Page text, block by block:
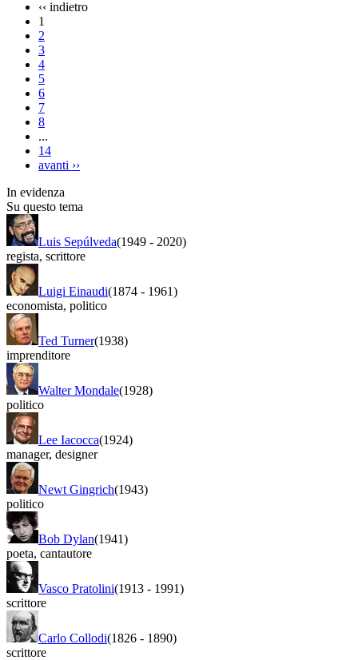
‹‹ indietro
1
2
3
4
5
6
7
8
...
14
avanti ››
In evidenza
Su questo tema
Luis Sepúlveda(1949 - 2020)
regista, scrittore
Luigi Einaudi(1874 - 1961)
economista, politico
Ted Turner(1938)
imprenditore
Walter Mondale(1928)
politico
Lee Iacocca(1924)
manager, designer
Newt Gingrich(1943)
politico
Bob Dylan(1941)
poeta, cantautore
Vasco Pratolini(1913 - 1991)
scrittore
Carlo Collodi(1826 - 1890)
scrittore